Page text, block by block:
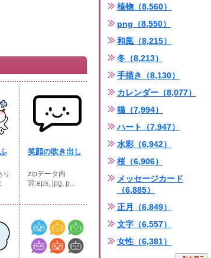
り
笑顔の吹き出し
zipデータ内
容:eps, jpg, p...
植物（8,560）
png（8,550）
和風（8,215）
冬（8,213）
手描き（8,130）
カレンダー（8,077）
猫（7,994）
ハート（7,947）
水彩（6,942）
桜（6,906）
メッセージカード
（6,885）
正月（6,849）
文字（6,557）
女性（6,381）